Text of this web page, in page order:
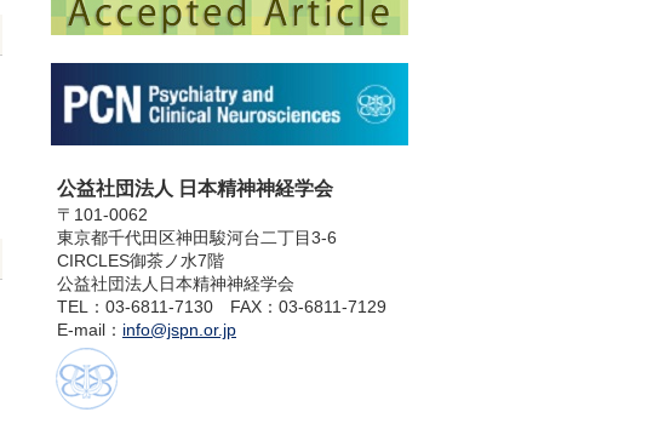
公益社団法人 日本精神神経学会
〒101-0062
東京都千代田区神田駿河台二丁目3-6
CIRCLES御茶ノ水7階
公益社団法人日本精神神経学会
TEL：03-6811-7130 FAX：03-6811-7129
E-mail： info@jspn.or.jp